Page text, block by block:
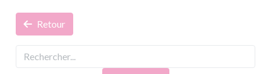
Retour